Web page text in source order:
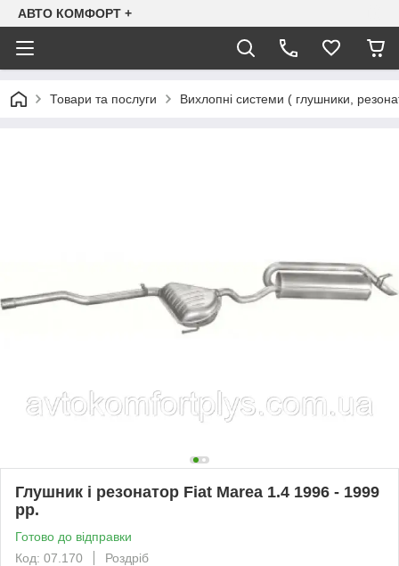
АВТО КОМФОРТ +
Товари та послуги Вихлопні системи ( глушники,
Глушник і резонатор Fiat Marea 1.4 1996 - 1999
рр.
Готово до відправки
Код: 07.170
Роздріб